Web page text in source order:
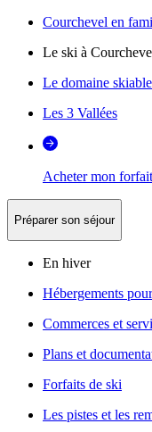
Courchevel en
Le ski à
Le domaine
Les 3 Vallées
Acheter mon forfait
Préparer son séjour
En hiver
Hébergements
Commerces et
Plans et
Forfaits de ski
Les pistes et les